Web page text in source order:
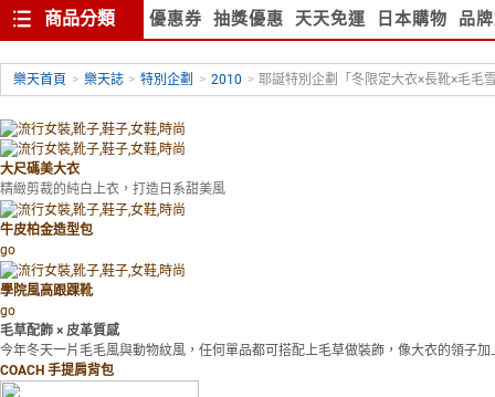
商品分類 優惠券 抽獎優惠 天天免運 日本購物 品
樂天首頁 > 樂天誌 > 特別企劃 > 2010 > 耶誕特別企劃「冬限定大衣×長靴×毛毛
大尺碼美大衣
精緻剪裁的純白上衣，打造日系甜美風
牛皮柏金造型包
go
學院風高跟踝靴
go
毛草配飾 × 皮革質感
今年冬天一片毛毛風與動物紋風，任何單品都可搭配上毛草做裝飾，像大衣的領子
COACH 手提肩背包